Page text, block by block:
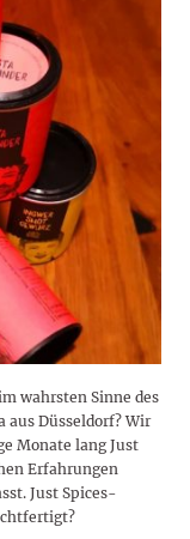
wahrsten Sinne des
aus Düsseldorf? Wir
Monate lang Just
Erfahrungen
Just Spices-